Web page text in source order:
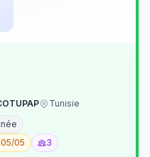
Tunisie
05/05 3